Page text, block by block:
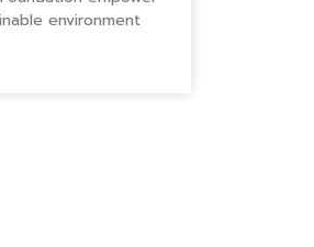
environment